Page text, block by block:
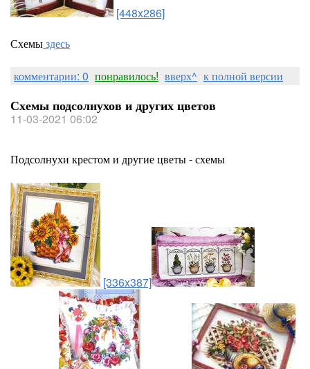
[448x286]
Схемыздесь
комментарии: 0 понравилось! вверх^ к полной версии
Схемы подсолнухов и других цветов
11-03-2021 06:02
Подсолнухи крестом и другие цветы - схемы
[336x387]